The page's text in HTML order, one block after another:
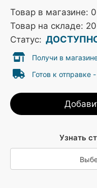
Товар в магазине: 0
Товар на складе:
Статус:
Получи в
Готов к отправке -
Узнать